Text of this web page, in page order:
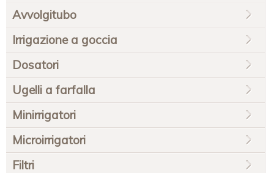
Avvolgitubo
Irrigazione a goccia
Dosatori
Ugelli a farfalla
Minirrigatori
Microirrigatori
Filtri